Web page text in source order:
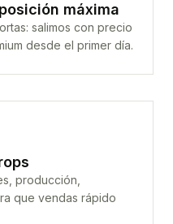
máxima
salimos con precio
desde el primer día.
producción,
que vendas rápido